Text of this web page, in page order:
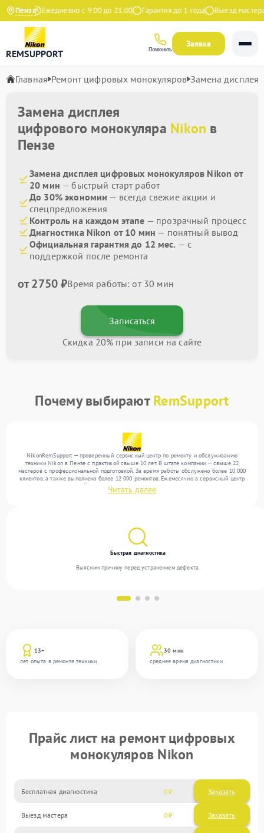
ПензаЕжедневно с 9:00 до 21:00 Гарантия до 1 года Выезд мастера
REMSUPPORT Позвонить
Заявка
Главная Ремонт цифровых монокуляров Замена дисплея
Замена дисплея
цифрового монокуляра Nikon в
Пензе
Замена дисплея цифровых монокуляров Nikon от
20 мин — быстрый старт работ
До 30% экономии — всегда свежие акции и
спецпредложения
Контроль на каждом этапе — прозрачный процесс
Диагностика Nikon от 10 мин — понятный вывод
Официальная гарантия до 12 мес. — с
поддержкой после ремонта
от 2750 ₽Время работы: от 30 мин
Записаться
Скидка 20% при записи на сайте
Почему выбираютRemSupport
NikonRemSupport — проверенный сервисный центр по ремонту и обслуживанию
техники Nikon в Пензе с практикой свыше 10 лет. В штате компании — свыше 22
мастеров с профессиональной подготовкой. За время работы обслужено более 10 000
клиентов, а также выполнено более 12 000 ремонтов. Ежемесячно в сервисный центр
поступает от 300 устройств, включая , , . Мы выполняем ремонт различного уровня
сложности и поддерживаем высокий стандарт качества благодаря квалификации
Читать далее
13+
лет опыта в ремонте техники
30 мин
среднее время диагностики
Быстрая диагностика
Выясним причину перед устранением дефекта.
Прайс лист на ремонт цифровых
монокуляров Nikon
Бесплатная диагностика 0 Заказать
Выезд мастера 0 Заказать